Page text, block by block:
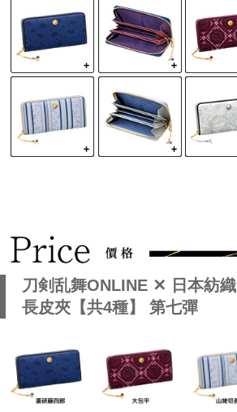
刀剣乱舞ONLINE ✕ 日本紡織
長皮夾【共4種】 第七彈